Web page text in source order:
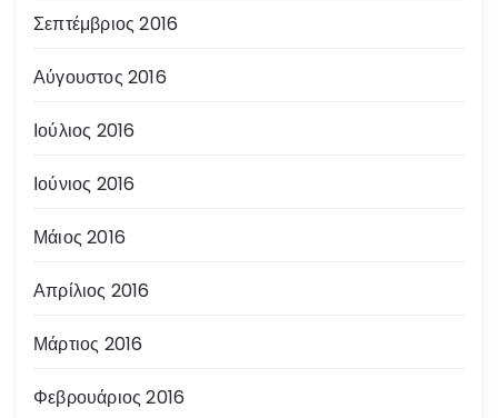
Σεπτέμβριος 2016
Αύγουστος 2016
Ιούλιος 2016
Ιούνιος 2016
Μάιος 2016
Απρίλιος 2016
Μάρτιος 2016
Φεβρουάριος 2016